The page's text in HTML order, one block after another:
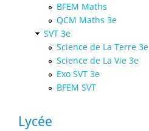
BFEM Maths
QCM Maths 3e
SVT 3e
Science de La Terre 3e
Science de La Vie 3e
Exo SVT 3e
BFEM SVT
Lycée